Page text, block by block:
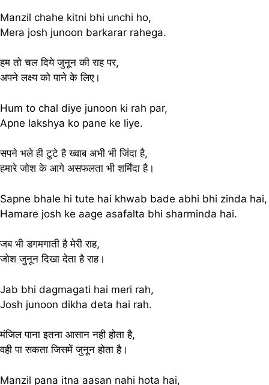
Manzil chahe kitni bhi unchi ho,
Mera josh junoon barkarar rahega.
हम तो चल दिये जुनून की राह पर,
अपने लक्ष्य को पाने के लिए।
Hum to chal diye junoon ki rah par,
Apne lakshya ko pane ke liye.
सपने भले ही टुटे है ख्वाब अभी भी जिंदा है,
हमारे जोश के आगे असफलता भी शर्मिंदा है।
Sapne bhale hi tute hai khwab bade abhi bhi zinda hai,
Hamare josh ke aage asafalta bhi sharminda hai.
जब भी डगमगाती है मेरी राह,
जोश जुनून दिखा देता है राह।
Jab bhi dagmagati hai meri rah,
Josh junoon dikha deta hai rah.
मंजिल पाना इतना आसान नही होता है,
वही पा सकता जिसमें जुनून होता है।
Manzil pana itna aasan nahi hota hai,